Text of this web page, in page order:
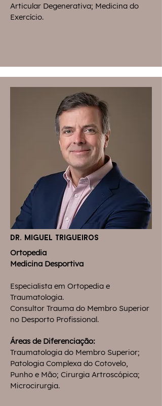
Articular Degenerativa; Medicina do
Exercício.​​
dr. miguel trigueiros
Ortopedia
Medicina Desportiva
Especialista em Ortopedia e
Traumatologia.
Consultor Trauma do Membro Superior
no Desporto Profissional.
Áreas de Diferenciação:​
Traumatologia do Membro Superior;
Patologia Complexa do Cotovelo,
Punho e Mão; Cirurgia Artroscópica;
Microcirurgia.